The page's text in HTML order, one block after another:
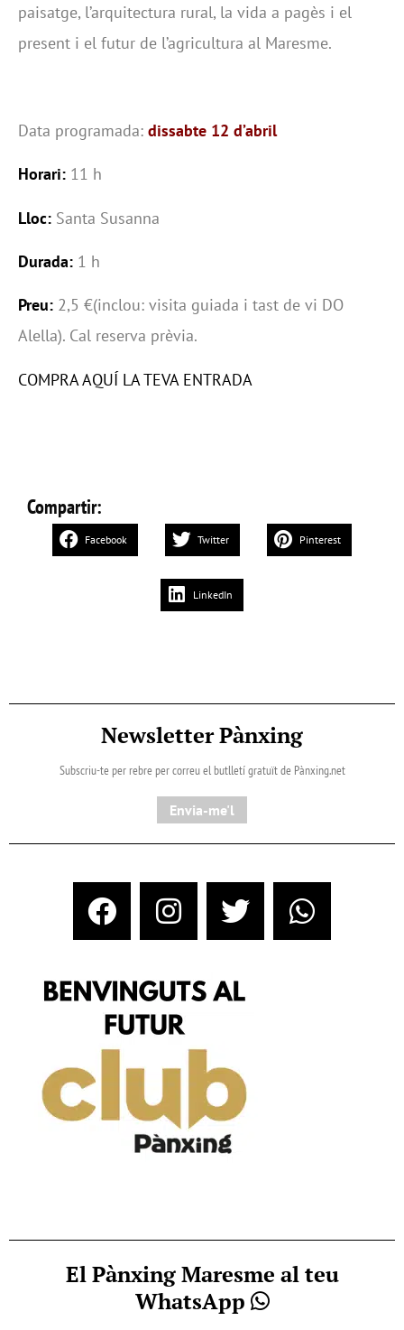
paisatge, l’arquitectura rural, la vida a pagès i el
present i el futur de l’agricultura al Maresme.
Data programada: dissabte 12 d’abril
Horari: 11 h
Lloc: Santa Susanna
Durada: 1 h
Preu: 2,5 €(inclou: visita guiada i tast de vi DO
Alella). Cal reserva prèvia.
COMPRA AQUÍ LA TEVA ENTRADA
Compartir:
Facebook Twitter Pinterest
LinkedIn
Newsletter Pànxing
Subscriu-te per rebre per correu el butlletí gratuït de Pànxing.net​
Envia-me'l
El Pànxing Maresme al teu
WhatsApp